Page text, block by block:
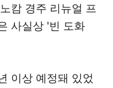
캄 경주 리뉴얼 프
사실상 '빈 도화
이상 예정돼 있었